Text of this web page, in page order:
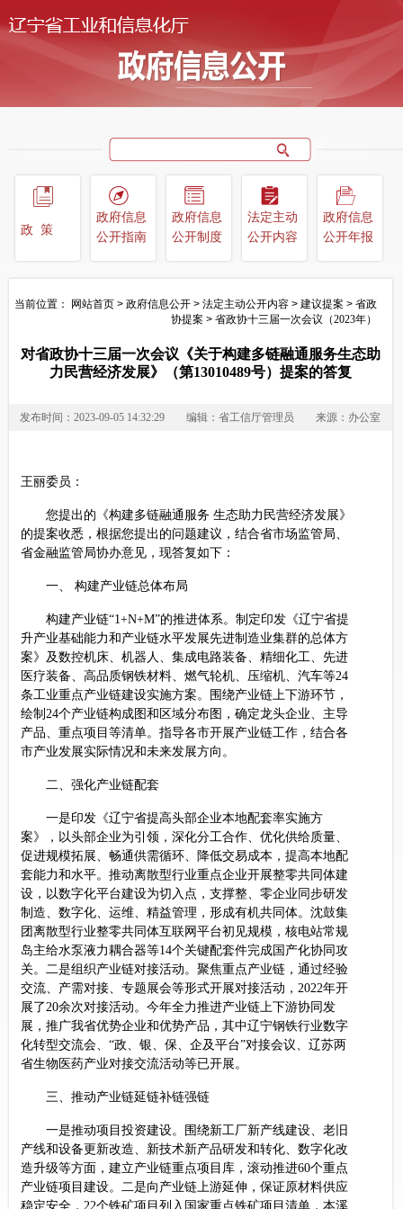
政策
政府信息
公开指南
政府信息
公开制度
法定主动
公开内容
政府信息
公开年报
当前位置： 网站首页> 政府信息公开> 法定主动公开内容> 建议提案 > 省政
协提案 > 省政协十三届一次会议（2023年）
对省政协十三届一次会议《关于构建多链融通服务生态助
力民营经济发展》（第13010489号）提案的答复
发布时间：2023-09-05 14:32:29 编辑：省工信厅管理员 来源：办公室
王丽委员：
您提出的《构建多链融通服务 生态助力民营经济发展》
的提案收悉，根据您提出的问题建议，结合省市场监管局、
省金融监管局协办意见，现答复如下：
一、 构建产业链总体布局
构建产业链“1+N+M”的推进体系。制定印发《辽宁省提
升产业基础能力和产业链水平发展先进制造业集群的总体方
案》及数控机床、机器人、集成电路装备、精细化工、先进
医疗装备、高品质钢铁材料、燃气轮机、压缩机、汽车等24
条工业重点产业链建设实施方案。围绕产业链上下游环节，
绘制24个产业链构成图和区域分布图，确定龙头企业、主导
产品、重点项目等清单。指导各市开展产业链工作，结合各
市产业发展实际情况和未来发展方向。
二、强化产业链配套
一是印发《辽宁省提高头部企业本地配套率实施方
案》，以头部企业为引领，深化分工合作、优化供给质量、
促进规模拓展、畅通供需循环、降低交易成本，提高本地配
套能力和水平。推动离散型行业重点企业开展整零共同体建
设，以数字化平台建设为切入点，支撑整、零企业同步研发
制造、数字化、运维、精益管理，形成有机共同体。沈鼓集
团离散型行业整零共同体互联网平台初见规模，核电站常规
岛主给水泵液力耦合器等14个关键配套件完成国产化协同攻
关。二是组织产业链对接活动。聚焦重点产业链，通过经验
交流、产需对接、专题展会等形式开展对接活动，2022年开
展了20余次对接活动。今年全力推进产业链上下游协同发
展，推广我省优势企业和优势产品，其中辽宁钢铁行业数字
化转型交流会、“政、银、保、企及平台”对接会议、辽苏两
省生物医药产业对接交流活动等已开展。
三、推动产业链延链补链强链
一是推动项目投资建设。围绕新工厂新产线建设、老旧
产线和设备更新改造、新技术新产品研发和转化、数字化改
造升级等方面，建立产业链重点项目库，滚动推进60个重点
产业链项目建设。二是向产业链上游延伸，保证原材料供应
稳定安全，22个铁矿项目列入国家重点铁矿项目清单，本溪